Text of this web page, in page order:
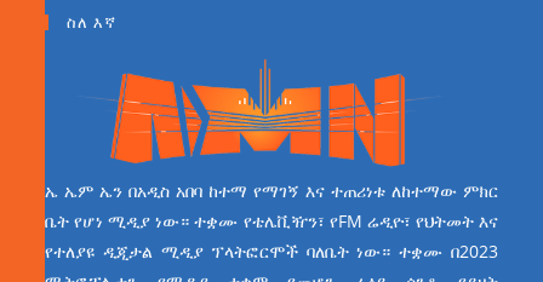
ስለ እኛ
ኤ ኤም ኤን በአዲስ አበባ ከተማ የማገኝ እና ተጠሪነቱ ለከተማው ምክር
ቤት የሆነ ሚዲያ ነው። ተቋሙ የቴሌቪዥን፣ የFM ሬዲዮ፣ የህትመት እና
የተለያዩ ዲጂታል ሚዲያ ፕላትፎርሞች ባለቤት ነው። ተቋሙ በ2023